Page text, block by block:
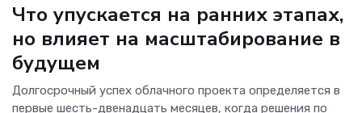
Что упускается на ранних этапах,
но влияет на масштабирование в
будущем
Долгосрочный успех облачного проекта определяется в
первые шесть-двенадцать месяцев, когда решения по